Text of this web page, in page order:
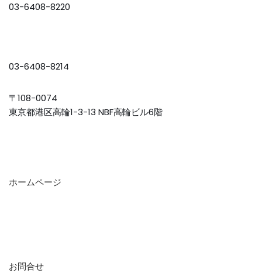
03-6408-8220
03-6408-8214
〒108-0074
東京都港区高輪1-3-13 NBF高輪ビル6階
ホームページ
お問合せ